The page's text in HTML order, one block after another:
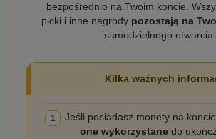
bezpośrednio na Twoim koncie.
picki i inne nagrody pozostają na
samodzielnego otwarcia.
Kilka ważnych
1 Jeśli posiadasz monety na koncie,
one wykorzystane do